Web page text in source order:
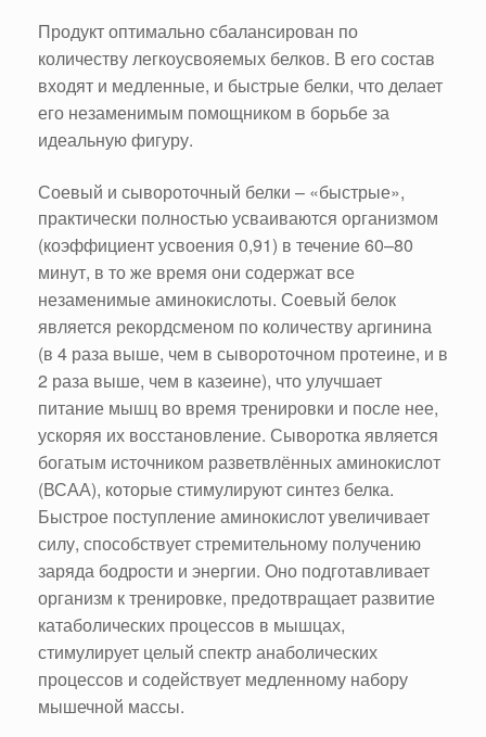
Продукт оптимально сбалансирован по
количеству легкоусвояемых белков. В его состав
входят и медленные, и быстрые белки, что делает
его незаменимым помощником в борьбе за
идеальную фигуру.
Соевый и сывороточный белки – «быстрые»,
практически полностью усваиваются организмом
(коэффициент усвоения 0,91) в течение 60–80
минут, в то же время они содержат все
незаменимые аминокислоты. Соевый белок
является рекордсменом по количеству аргинина
(в 4 раза выше, чем в сывороточном протеине, и в
2 раза выше, чем в казеине), что улучшает
питание мышц во время тренировки и после нее,
ускоряя их восстановление. Сыворотка является
богатым источником разветвлённых аминокислот
(ВСАА), которые стимулируют синтез белка.
Быстрое поступление аминокислот увеличивает
силу, способствует стремительному получению
заряда бодрости и энергии. Оно подготавливает
организм к тренировке, предотвращает развитие
катаболических процессов в мышцах,
стимулирует целый спектр анаболических
процессов и содействует медленному набору
мышечной массы.